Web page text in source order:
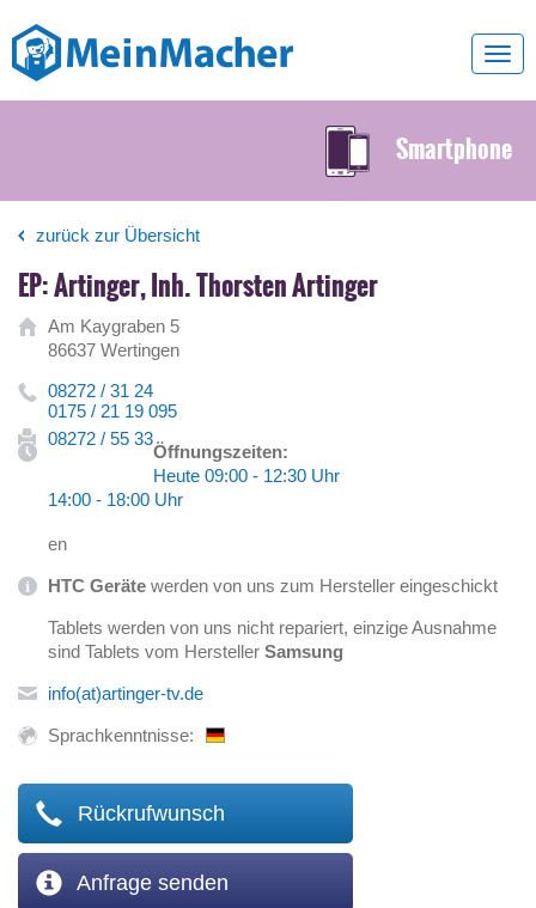
Smartphone
zurück zur Übersicht
EP: Artinger, Inh. Thorsten Artinger
Am Kaygraben 5
86637 Wertingen
08272 / 31 24
0175 / 21 19 095
08272 / 55 33
Öffnungszeiten:
Heute 09:00 - 12:30 Uhr
14:00 - 18:00 Uhr
en
HTC Geräte werden von uns zum Hersteller eingeschickt
Tablets werden von uns nicht repariert, einzige Ausnahme
sind Tablets vom Hersteller Samsung
info(at)artinger-tv.de
Sprachkenntnisse:
Rückrufwunsch
Anfrage senden